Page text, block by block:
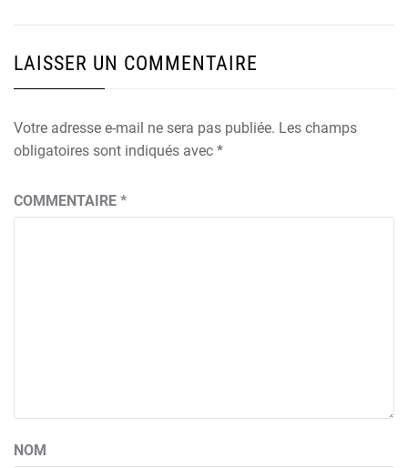
LAISSER UN COMMENTAIRE
Votre adresse e-mail ne sera pas publiée. Les champs
obligatoires sont indiqués avec *
COMMENTAIRE *
NOM